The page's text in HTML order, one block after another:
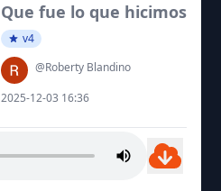
Que fue lo que hicimos
v4
@Roberty Blandino
2025-12-03 16:36